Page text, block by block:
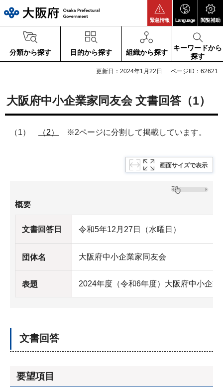
緊急情報 Language 閲覧補助
分類から探す 目的から探す 組織から探す
キーワードから
探す
更新日：2024年1月22日 ページID：62621
大阪府中小企業家同友会 文書回答（1）
（1） （2） ※2ページに分割して掲載しています。
画面サイズで表示
概要
文書回答日 令和5年12月27日（水曜日）
団体名 大阪府中小企業家同友会
表題 2024年度（令和6年度）大阪府中小企
文書回答
要望項目